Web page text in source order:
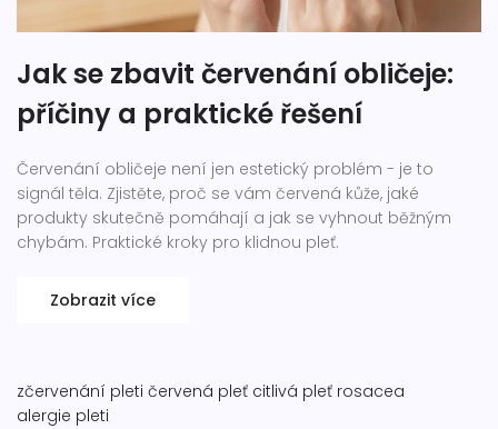
Jak se zbavit červenání obličeje:
příčiny a praktické řešení
Červenání obličeje není jen estetický problém - je to
signál těla. Zjistěte, proč se vám červená kůže, jaké
produkty skutečně pomáhají a jak se vyhnout běžným
chybám. Praktické kroky pro klidnou pleť.
Zobrazit více
zčervenání pleti červená pleť citlivá pleť rosacea
alergie pleti